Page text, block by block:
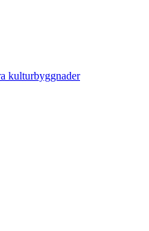
kulturbyggnader